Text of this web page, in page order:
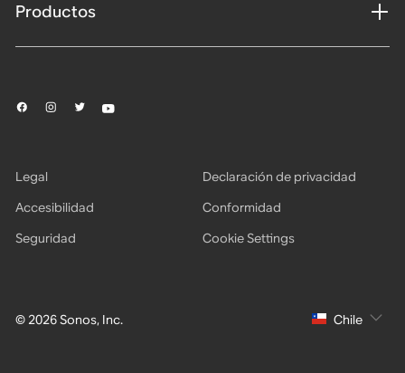
Productos
© 2026 Sonos, Inc.
Legal
Declaración de privacidad
Accesibilidad
Conformidad
Seguridad
Cookie Settings
Chile